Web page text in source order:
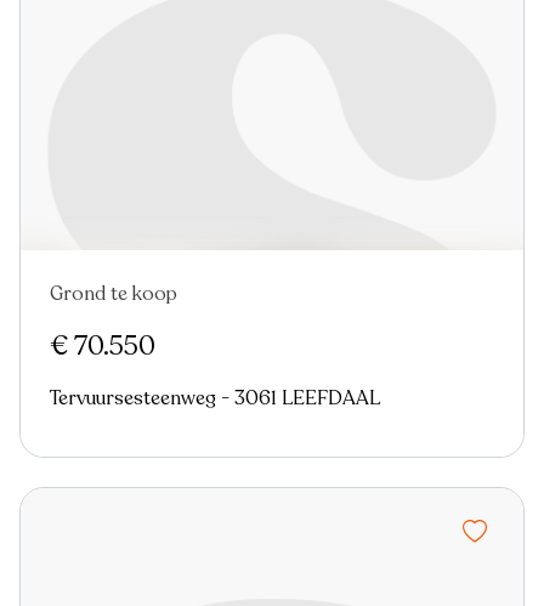
Grond te koop
€ 70.550
Tervuursesteenweg - 3061 LEEFDAAL